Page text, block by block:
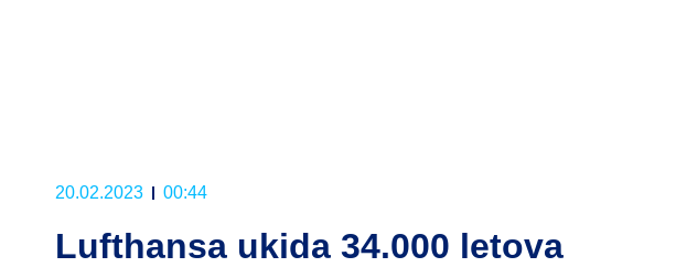
20.02.2023 00:44
Lufthansa ukida 34.000 letova